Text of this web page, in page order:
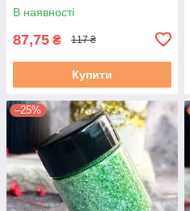
В наявності
87,75 ₴ 117 ₴
Купити
–25%